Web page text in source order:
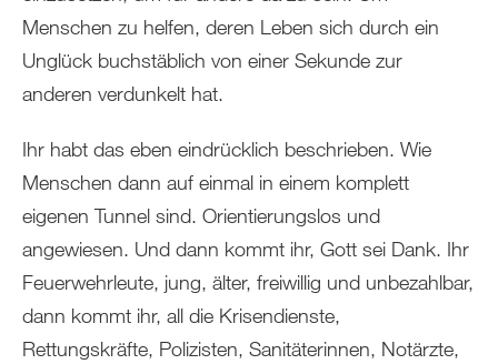
Menschen zu helfen, deren Leben sich durch ein
Unglück buchstäblich von einer Sekunde zur
anderen verdunkelt hat.
Ihr habt das eben eindrücklich beschrieben. Wie
Menschen dann auf einmal in einem komplett
eigenen Tunnel sind. Orientierungslos und
angewiesen. Und dann kommt ihr, Gott sei Dank. Ihr
Feuerwehrleute, jung, älter, freiwillig und unbezahlbar,
dann kommt ihr, all die Krisendienste,
Rettungskräfte, Polizisten, Sanitäterinnen, Notärzte,